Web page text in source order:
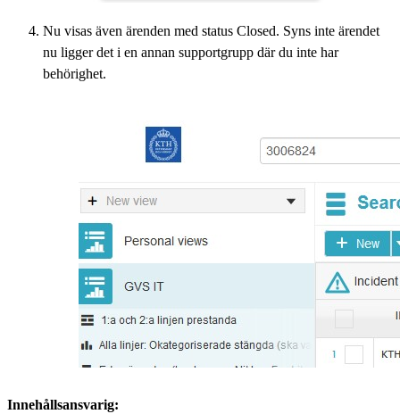
Nu visas även ärenden med status Closed. Syns inte ärendet
nu ligger det i en annan supportgrupp där du inte har
behörighet.
Innehållsansvarig: